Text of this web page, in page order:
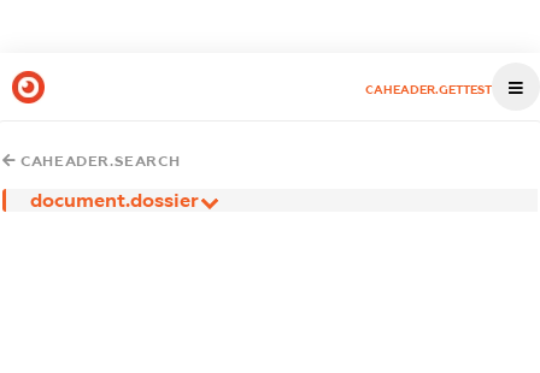
CAHEADER.GETTEST
CAHEADER.SEARCH
document.dossier